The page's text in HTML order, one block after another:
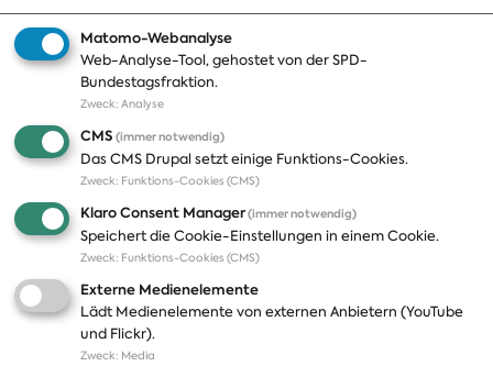
Themen
Positionen
Publikationen
Presse
Fotos
Pressekontakt
Termine
Jobs und Ausbildung
Häufige Fragen
Podcast
Matomo-Webanalyse
Web-Analyse-Tool, gehostet von der SPD-
Bundestagsfraktion.
Zweck: Analyse
CMS (immer notwendig)
Das CMS Drupal setzt einige Funktions-Cookies.
Zweck: Funktions-Cookies (CMS)
Klaro Consent Manager(immer notwendig)
Speichert die Cookie-Einstellungen in einem Cookie.
Zweck: Funktions-Cookies (CMS)
Externe Medienelemente
Lädt Medienelemente von externen Anbietern (YouTube
und Flickr).
Zweck: Media